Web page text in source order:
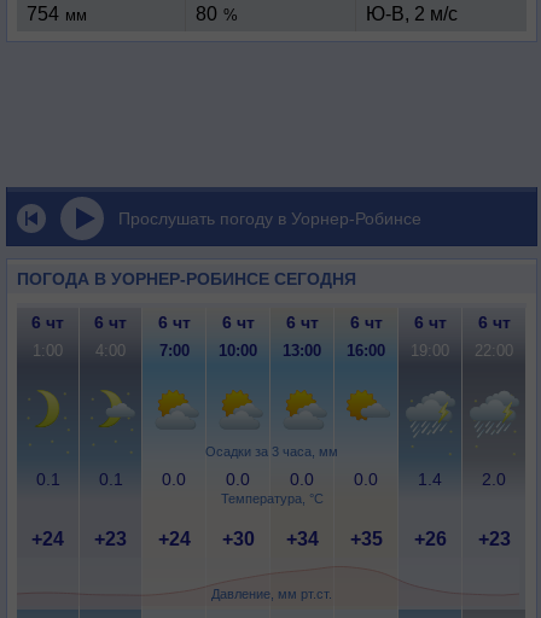
754 мм 80 % Ю-В, 2 м/с
Прослушать погоду в Уорнер-Робинсе
ПОГОДА В УОРНЕР-РОБИНСЕ СЕГОДНЯ
Осадки за 3 часа, мм
Температура, °C
Давление, мм рт.ст.
6 чт 6 чт 6 чт 6 чт 6 чт 6 чт 6 чт 6 чт
1:00 4:00 7:00 10:00 13:00 16:00 19:00 22:00
0.1 0.1 0.0 0.0 0.0 0.0 1.4 2.0
+24 +23 +24 +30 +34 +35 +26 +23